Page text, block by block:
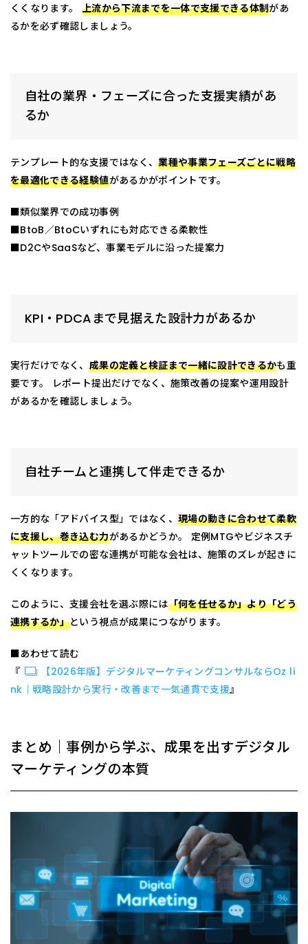
くくなります。 上流から下流までを一体で支援できる体制があ
るかを必ず確認しましょう。
自社の業界・フェーズに合った支援実績があ
るか
テンプレート的な支援ではなく、業種や事業フェーズごとに戦略
を最適化できる経験値があるかがポイントです。
■類似業界での成功事例
■BtoB／BtoCいずれにも対応できる柔軟性
■D2CやSaaSなど、事業モデルに沿った提案力
KPI・PDCAまで見据えた設計力があるか
実行だけでなく、 成果の定義と検証まで一緒に設計できるかも重
要です。 レポート提出だけでなく、施策改善の提案や運用設計
があるかを確認しましょう。
自社チームと連携して伴走できるか
一方的な「アドバイス型」ではなく、 現場の動きに合わせて柔軟
に支援し、巻き込む力があるかどうか。 定例MTGやビジネスチ
ャットツールでの密な連携が可能な会社は、施策のズレが起きに
くくなります。
このように、支援会社を選ぶ際には「何を任せるか」より「どう
連携するか」という視点が成果につながります。
■あわせて読む
『
【2026年版】デジタルマーケティングコンサルならOz li
nk｜戦略設計から実行・改善まで一気通貫で支援』
まとめ｜事例から学ぶ、成果を出すデジタル
マーケティングの本質